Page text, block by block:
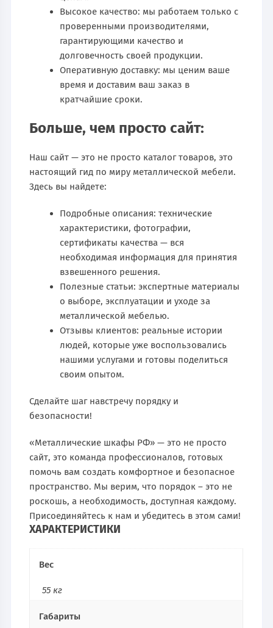
Высокое качество: мы работаем только с
проверенными производителями,
гарантирующими качество и
долговечность своей продукции.
Оперативную доставку: мы ценим ваше
время и доставим ваш заказ в
кратчайшие сроки.
Больше, чем просто сайт:
Наш сайт — это не просто каталог товаров, это
настоящий гид по миру металлической мебели.
Здесь вы найдете:
Подробные описания: технические
характеристики, фотографии,
сертификаты качества — вся
необходимая информация для принятия
взвешенного решения.
Полезные статьи: экспертные материалы
о выборе, эксплуатации и уходе за
металлической мебелью.
Отзывы клиентов: реальные истории
людей, которые уже воспользовались
нашими услугами и готовы поделиться
своим опытом.
Сделайте шаг навстречу порядку и
безопасности!
«Металлические шкафы РФ» — это не просто
сайт, это команда профессионалов, готовых
помочь вам создать комфортное и безопасное
пространство. Мы верим, что порядок – это не
роскошь, а необходимость, доступная каждому.
Присоединяйтесь к нам и убедитесь в этом сами!
ХАРАКТЕРИСТИКИ
Вес
55 кг
Габариты